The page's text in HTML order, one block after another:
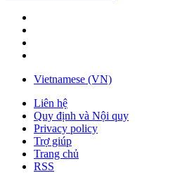
Vietnamese (VN)
Liên hệ
Quy định và Nội quy
Privacy policy
Trợ giúp
Trang chủ
RSS